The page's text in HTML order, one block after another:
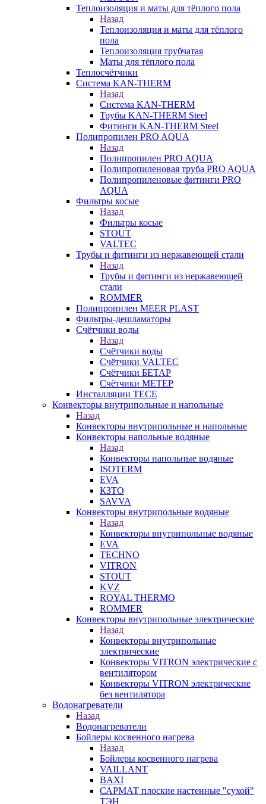
Теплоизоляция и маты для тёплого пола
Назад
Теплоизоляция и маты для тёплого
пола
Теплоизоляция трубчатая
Маты для тёплого пола
Теплосчётчики
Система KAN-THERM
Назад
Система KAN-THERM
Трубы KAN-THERM Steel
Фитинги KAN-THERM Steel
Полипропилен PRO AQUA
Назад
Полипропилен PRO AQUA
Полипропиленовая труба PRO AQUA
Полипропиленовые фитинги PRO
AQUA
Фильтры косые
Назад
Фильтры косые
STOUT
VALTEC
Трубы и фитинги из нержавеющей стали
Назад
Трубы и фитинги из нержавеющей
стали
ROMMER
Полипропилен MEER PLAST
Фильтры-дешламаторы
Счётчики воды
Назад
Счётчики воды
Счётчики VALTEC
Счётчики БЕТАР
Счётчики МЕТЕР
Инсталляции TECE
Конвекторы внутрипольные и напольные
Назад
Конвекторы внутрипольные и напольные
Конвекторы напольные водяные
Назад
Конвекторы напольные водяные
ISOTERM
EVA
КЗТО
SAVVA
Конвекторы внутрипольные водяные
Назад
Конвекторы внутрипольные водяные
EVA
TECHNO
VITRON
STOUT
KVZ
ROYAL THERMO
ROMMER
Конвекторы внутрипольные электрические
Назад
Конвекторы внутрипольные
электрические
Конвекторы VITRON электрические с
вентилятором
Конвекторы VITRON электрические
без вентилятора
Водонагреватели
Назад
Водонагреватели
Бойлеры косвенного нагрева
Назад
Бойлеры косвенного нагрева
VAILLANT
BAXI
САРМАТ плоские настенные "сухой"
ТЭН